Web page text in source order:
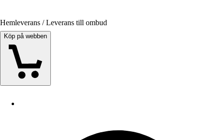
Hemleverans / Leverans till ombud
Köp på webben